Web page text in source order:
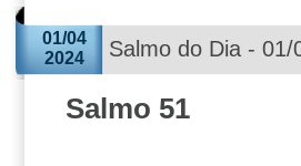
01/04
2024
Salmo do Dia - 01/
Salmo 51